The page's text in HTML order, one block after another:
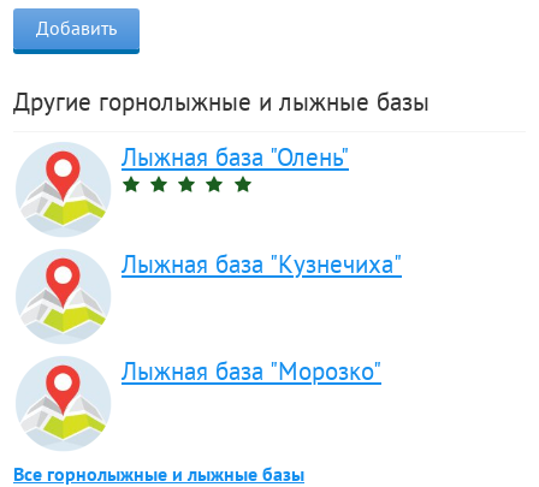
Другие горнолыжные и лыжные базы
Лыжная база "Олень"
Лыжная база "Кузнечиха"
Лыжная база "Морозко"
Все горнолыжные и лыжные базы